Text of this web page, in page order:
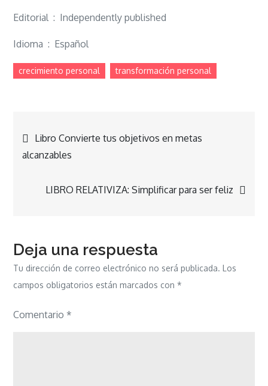
Editorial ‏ : ‎ Independently published
Idioma ‏ : ‎ Español
crecimiento personal transformación personal
Navegación
de
entradas
Libro Convierte tus objetivos en metas
alcanzables
LIBRO RELATIVIZA: Simplificar para ser feliz
Deja una respuesta
Tu dirección de correo electrónico no será publicada. Los
campos obligatorios están marcados con*
Comentario *